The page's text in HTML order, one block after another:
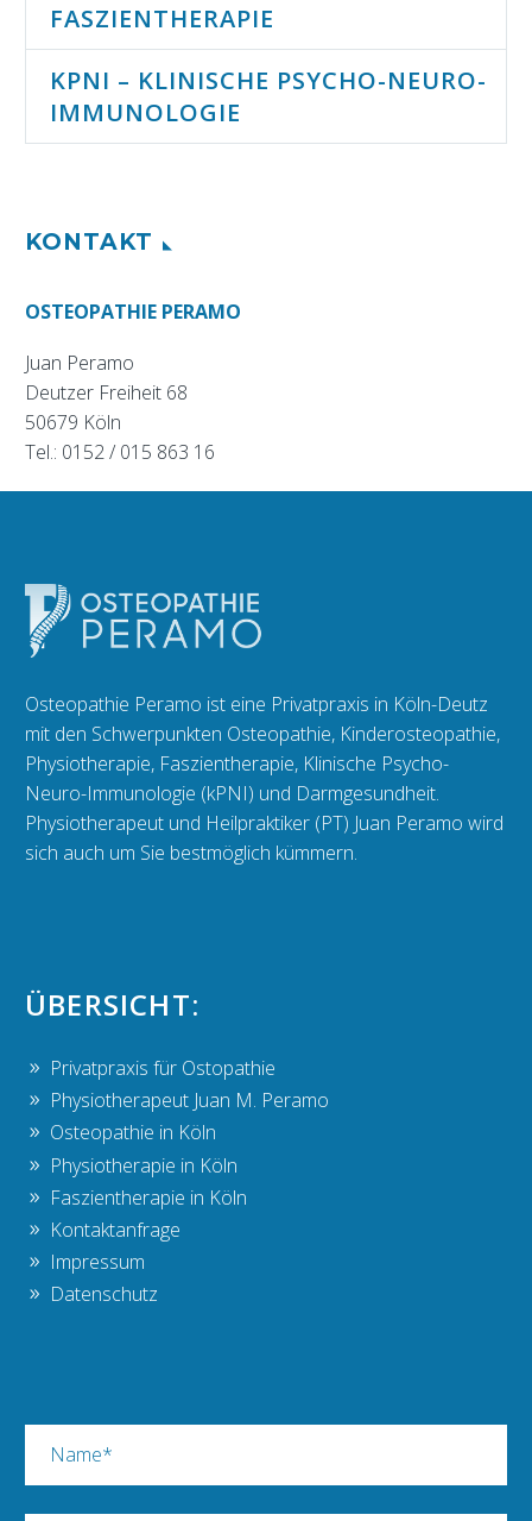
FASZIENTHERAPIE
KPNI – KLINISCHE PSYCHO-NEURO-
IMMUNOLOGIE
KONTAKT
OSTEOPATHIE PERAMO
Juan Peramo
Deutzer Freiheit 68
50679 Köln
Tel.: 0152 / 015 863 16
Osteopathie Peramo ist eine Privatpraxis in Köln-Deutz
mit den Schwerpunkten Osteopathie, Kinderosteopathie,
Physiotherapie, Faszientherapie, Klinische Psycho-
Neuro-Immunologie (kPNI) und Darmgesundheit.
Physiotherapeut und Heilpraktiker (PT) Juan Peramo wird
sich auch um Sie bestmöglich kümmern.
ÜBERSICHT:
Privatpraxis für Ostopathie
Physiotherapeut Juan M. Peramo
Osteopathie in Köln
Physiotherapie in Köln
Faszientherapie in Köln
Kontaktanfrage
Impressum
Datenschutz